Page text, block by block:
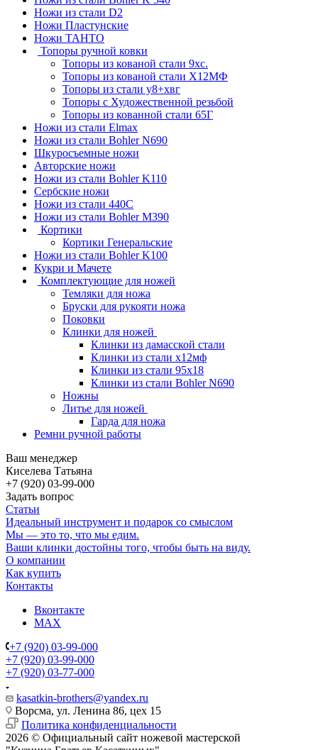
Ножи из стали D2
Ножи Пластунские
Ножи ТАНТО
Топоры ручной ковки
Топоры из кованой стали 9хс.
Топоры из кованой стали Х12МФ
Топоры из стали у8+хвг
Топоры с Художественной резьбой
Топоры из кованной стали 65Г
Ножи из стали Elmax
Ножи из стали Bohler N690
Шкуросъемные ножи
Авторские ножи
Ножи из стали Bohler K110
Сербские ножи
Ножи из стали 440С
Ножи из стали Bohler M390
Кортики
Кортики Генеральские
Ножи из стали Bohler K100
Кукри и Мачете
Комплектующие для ножей
Темляки для ножа
Бруски для рукояти ножа
Поковки
Клинки для ножей
Клинки из дамасской стали
Клинки из стали х12мф
Клинки из стали 95х18
Клинки из стали Bohler N690
Ножны
Литье для ножей
Гарда для ножа
Ремни ручной работы
Ваш менеджер
Киселева Татьяна
+7 (920) 03-99-000
Задать вопрос
Статьи
Идеальный инструмент и подарок со смыслом
Мы — это то, что мы едим.
Ваши клинки достойны того, чтобы быть на виду.
О компании
Как купить
Контакты
Вконтакте
MAX
+7 (920) 03-99-000
+7 (920) 03-99-000
+7 (920) 03-77-000
kasatkin-brothers@yandex.ru
Ворсма, ул. Ленина 86, цех 15
Политика конфиденциальности
2026 © Официальный сайт ножевой мастерской